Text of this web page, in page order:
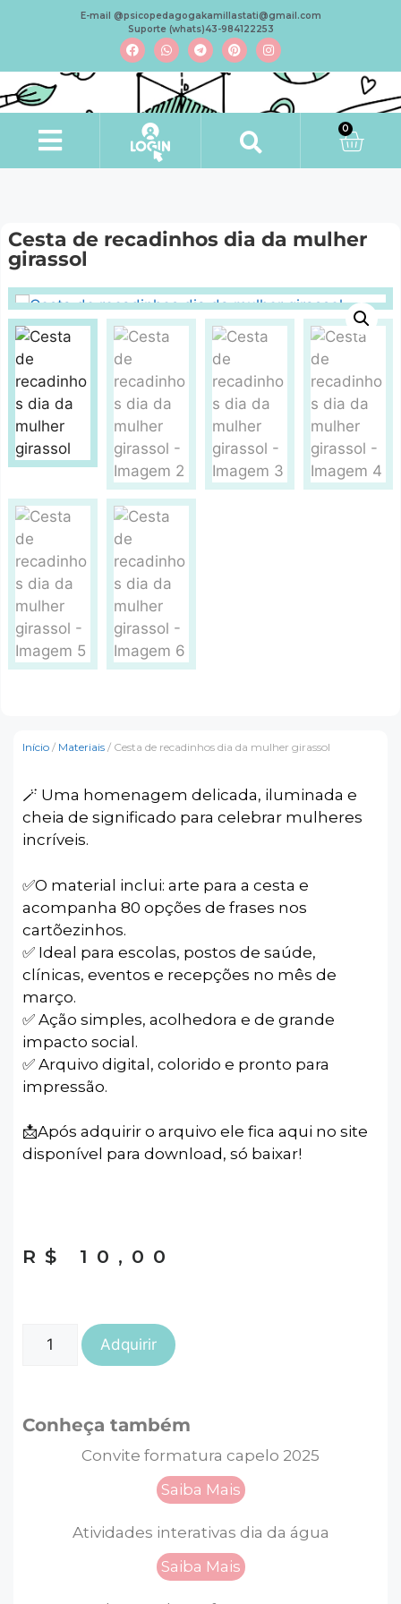
E-mail @psicopedagogakamillastati@gmail.com
Suporte (whats)43-984122253
0
Cesta de recadinhos dia da mulher
girassol
Início / Materiais / Cesta de recadinhos dia da mulher girassol
🪄 Uma homenagem delicada, iluminada e
cheia de significado para celebrar mulheres
incríveis.
✅️O material inclui: arte para a cesta e
acompanha 80 opções de frases nos
cartõezinhos.
✅ Ideal para escolas, postos de saúde,
clínicas, eventos e recepções no mês de
março.
✅ Ação simples, acolhedora e de grande
impacto social.
✅ Arquivo digital, colorido e pronto para
impressão.
📩Após adquirir o arquivo ele fica aqui no site
disponível para download, só baixar!
R$ 10,00
Adquirir
Conheça também
Convite formatura capelo 2025
Saiba Mais
Atividades interativas dia da água
Saiba Mais